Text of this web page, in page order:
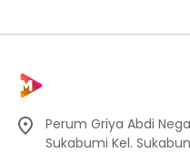
Perum Griya Abdi
Sukabumi Kel.